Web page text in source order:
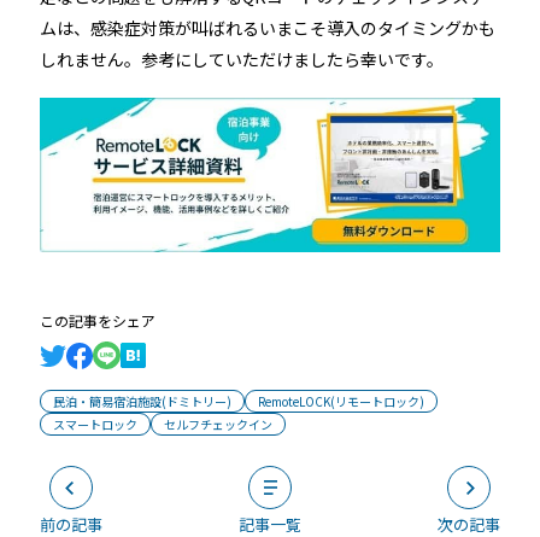
ムは、感染症対策が叫ばれるいまこそ導入のタイミングかも
しれません。参考にしていただけましたら幸いです。
この記事をシェア
民泊・簡易宿泊施設(ドミトリー)
RemoteLOCK(リモートロック)
スマートロック
セルフチェックイン
前の記事 記事一覧 次の記事